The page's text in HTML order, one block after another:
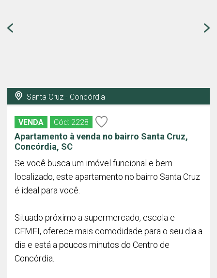
Santa Cruz - Concórdia
VENDA Cód: 2228
Apartamento à venda no bairro Santa Cruz,
Concórdia, SC
Se você busca um imóvel funcional e bem
localizado, este apartamento no bairro Santa Cruz
é ideal para você.
Situado próximo a supermercado, escola e
CEMEI, oferece mais comodidade para o seu dia a
dia e está a poucos minutos do Centro de
Concórdia.